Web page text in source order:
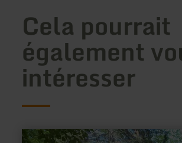
Cela pourrait
également
intéresser
en